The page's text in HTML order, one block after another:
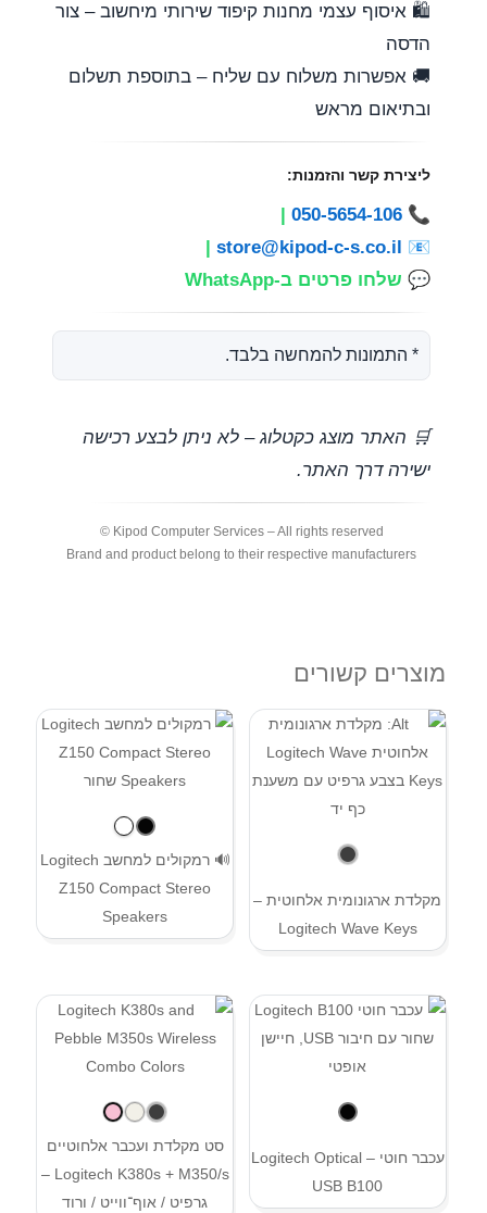
🛍️ איסוף עצמי מחנות קיפוד שירותי מיחשוב – צור
הדסה
🚚 אפשרות משלוח עם שליח – בתוספת תשלום
ובתיאום מראש
ליצירת קשר והזמנות:
📞
050-5654-106
|
📧
store@kipod-c-s.co.il
|
💬 שלחו פרטים ב-WhatsApp
* התמונות להמחשה בלבד.
🛒 האתר מוצג כקטלוג – לא ניתן לבצע רכישה
ישירה דרך האתר.
Kipod Computer Services – All rights reserved ©
Brand and product belong to their respective manufacturers
מוצרים קשורים
מקלדת ארגונומית אלחוטית –
Logitech Wave Keys
🔊 רמקולים למחשב Logitech
Z150 Compact Stereo
Speakers
עכבר חוטי – Logitech Optical
USB B100
סט מקלדת ועכבר אלחוטיים
Logitech K380s + M350/s –
גרפיט / אוף־ווייט / ורוד